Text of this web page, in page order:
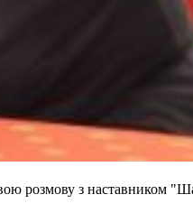
розмову з наставником